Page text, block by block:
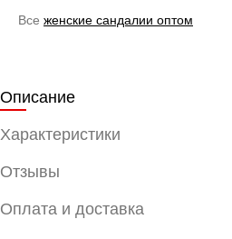
Все женские сандалии оптом
Описание
Характеристики
Отзывы
Оплата и доставка